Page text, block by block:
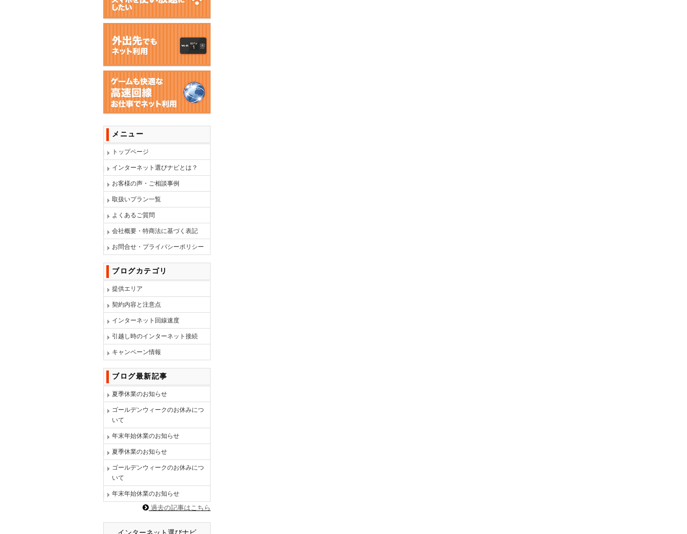
メニュー
トップページ
インターネット選びナビとは？
お客様の声・ご相談事例
取扱いプラン一覧
よくあるご質問
会社概要・特商法に基づく表記
お問合せ・プライバシーポリシー
ブログカテゴリ
提供エリア
契約内容と注意点
インターネット回線速度
引越し時のインターネット接続
キャンペーン情報
ブログ最新記事
夏季休業のお知らせ
ゴールデンウィークのお休みにつ
いて
年末年始休業のお知らせ
夏季休業のお知らせ
ゴールデンウィークのお休みにつ
いて
年末年始休業のお知らせ
過去の記事はこちら